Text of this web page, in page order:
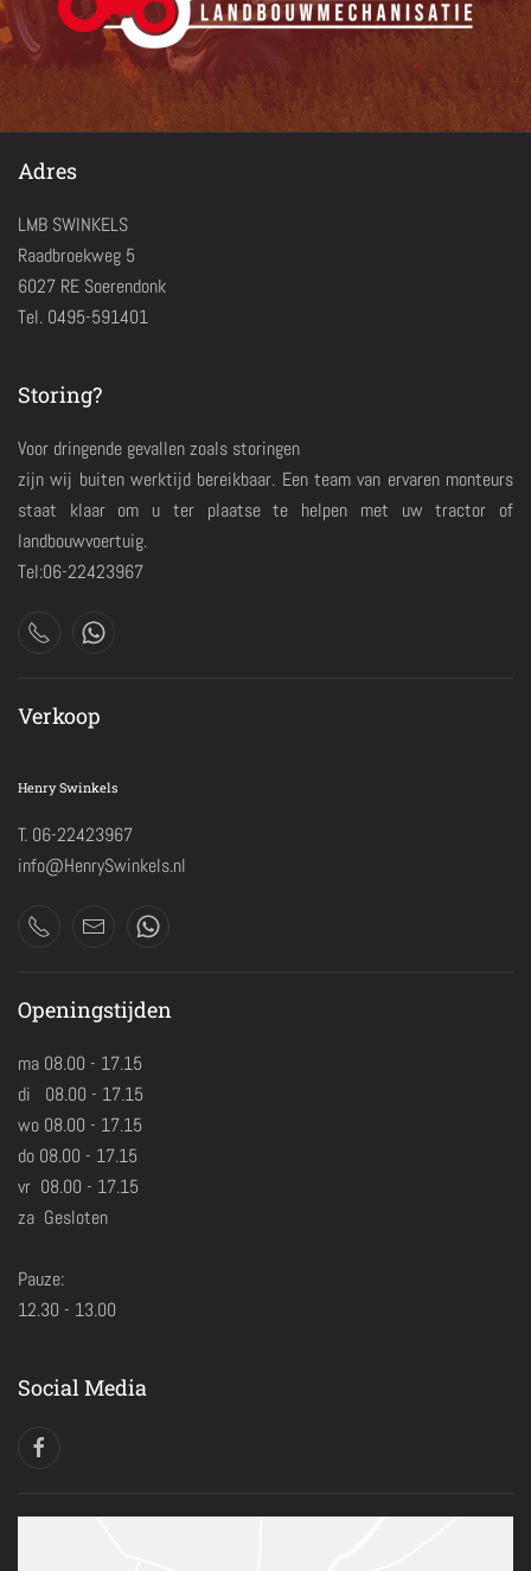
Adres
LMB SWINKELS
Raadbroekweg 5
6027 RE Soerendonk
Tel. 0495-591401
Storing?
Voor dringende gevallen zoals storingen
zijn wij buiten werktijd bereikbaar. Een team van ervaren monteurs
staat klaar om u ter plaatse te helpen met uw tractor of
landbouwvoertuig.
Tel:06-22423967
Verkoop
Henry Swinkels
T. 06-22423967
info@HenrySwinkels.nl
Openingstijden
ma 08.00 - 17.15
di 08.00 - 17.15
wo 08.00 - 17.15
do 08.00 - 17.15
vr 08.00 - 17.15
za Gesloten
Pauze:
12.30 - 13.00
Social Media